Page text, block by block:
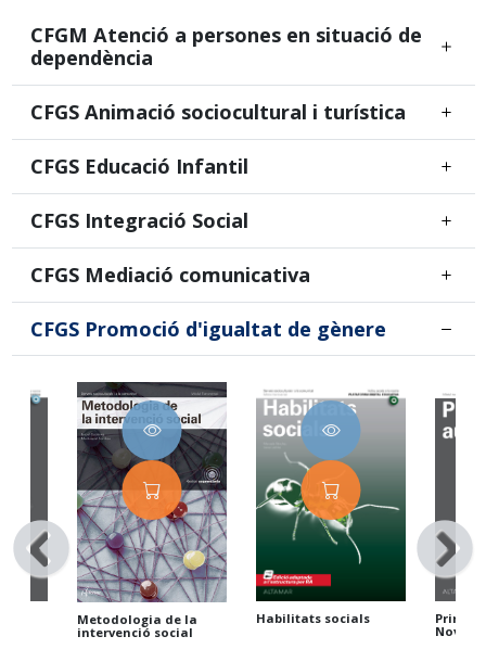
CFGM Atenció a persones en situació de
dependència
CFGS Animació sociocultural i turística
CFGS Educació Infantil
CFGS Integració Social
CFGS Mediació comunicativa
CFGS Promoció d'igualtat de gènere
Metodologia de la
intervenció social
Habilitats socials
Nova